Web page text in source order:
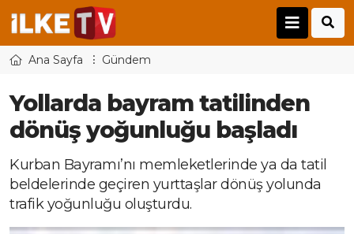
Ana Sayfa Gündem
Yollarda bayram tatilinden
dönüş yoğunluğu başladı
Kurban Bayramı’nı memleketlerinde ya da tatil
beldelerinde geçiren yurttaşlar dönüş yolunda
trafik yoğunluğu oluşturdu.